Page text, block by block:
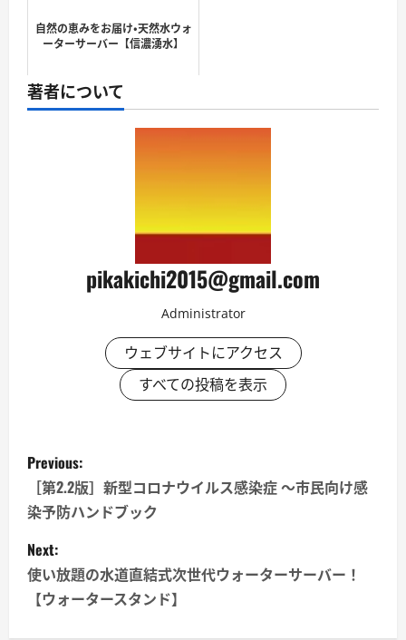
自然の恵みをお届け・天然水ウォ
ーターサーバー【信濃湧水】
著者について
pikakichi2015@gmail.com
Administrator
ウェブサイトにアクセス
すべての投稿を表示
P
o
s
t
n
Previous:
［第2.2版］新型コロナウイルス感染症 ～市民向け感
染予防ハンドブック
Next:
使い放題の水道直結式次世代ウォーターサーバー！
【ウォータースタンド】